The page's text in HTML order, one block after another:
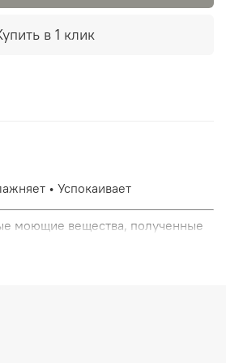
в 1 клик
• Успокаивает
моющие вещества, полученные
нарушая ее гидролипидный
и календула ухаживают за
успокаивают и снижают её